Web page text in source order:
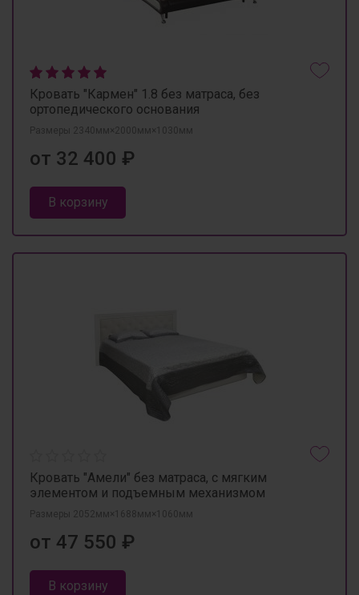
Кровать "Кармен" 1.8 без матраса, без
ортопедического основания
Размеры 2340мм×2000мм×1030мм
от 32 400 ₽
В корзину
Кровать "Амели" без матраса, с мягким
элементом и подъемным механизмом
Размеры 2052мм×1688мм×1060мм
от 47 550 ₽
В корзину